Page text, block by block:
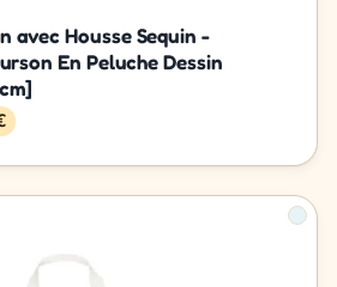
avec Housse Sequin -
En Peluche Dessin